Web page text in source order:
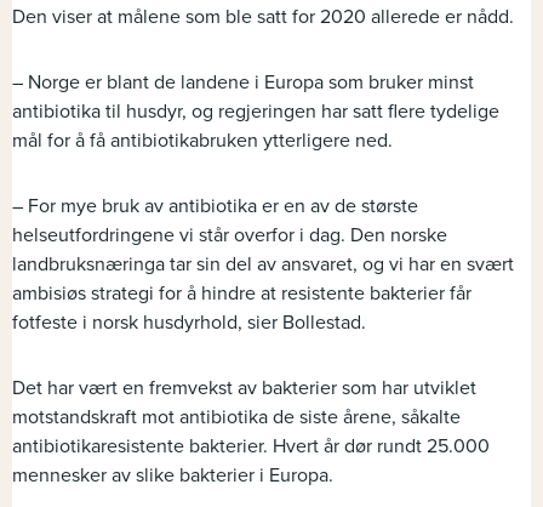
Den viser at målene som ble satt for 2020 allerede er nådd.
– Norge er blant de landene i Europa som bruker minst
antibiotika til husdyr, og regjeringen har satt flere tydelige
mål for å få antibiotikabruken ytterligere ned.
– For mye bruk av antibiotika er en av de største
helseutfordringene vi står overfor i dag. Den norske
landbruksnæringa tar sin del av ansvaret, og vi har en svært
ambisiøs strategi for å hindre at resistente bakterier får
fotfeste i norsk husdyrhold, sier Bollestad.
Det har vært en fremvekst av bakterier som har utviklet
motstandskraft mot antibiotika de siste årene, såkalte
antibiotikaresistente bakterier. Hvert år dør rundt 25.000
mennesker av slike bakterier i Europa.